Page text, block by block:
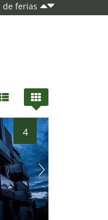
de ferias
4